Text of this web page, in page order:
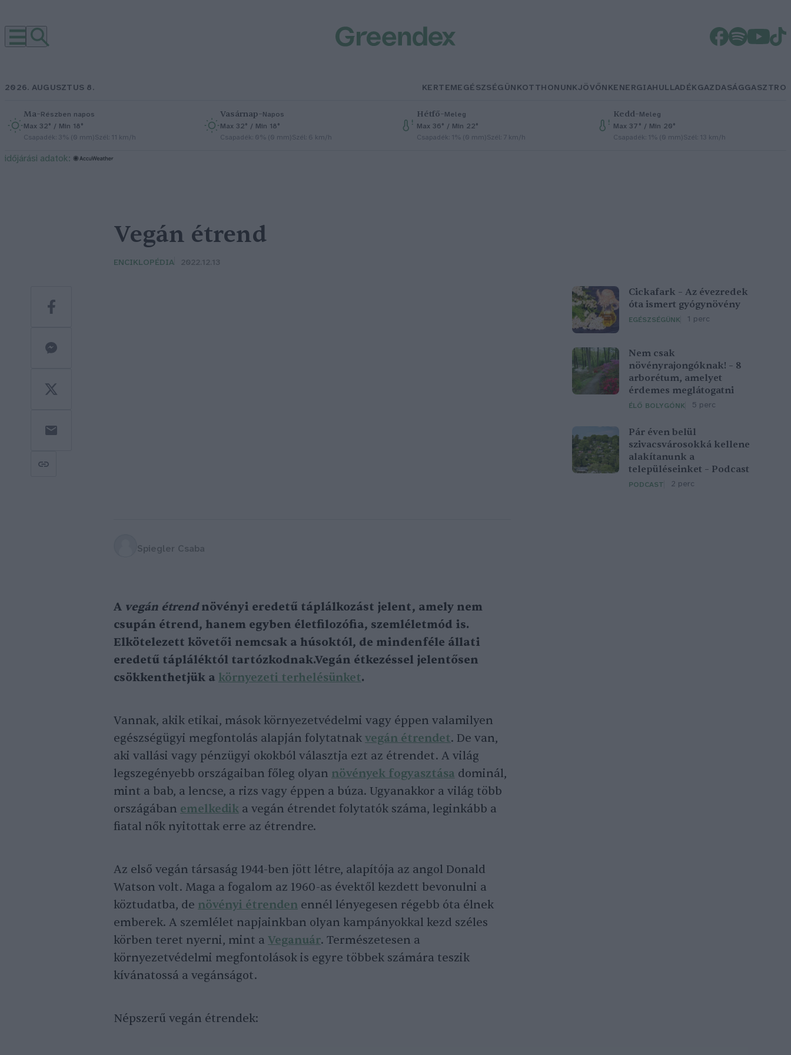
2026. AUGUSZTUS 8. KERTEMEGÉSZSÉGÜNKOTTHONUNKJÖVŐNKENERGIAHULLADÉKGAZDASÁGGASZTRO
Ma–Részben napos
Max 32° / Min 18°
Csapadék: 3% (0 mm)Szél: 11 km/h
Vasárnap–Napos
Max 32° / Min 18°
Csapadék: 0% (0 mm)Szél: 6 km/h
Hétfő–Meleg
Max 36° / Min 22°
Csapadék: 1% (0 mm)Szél: 7 km/h
Kedd–Meleg
Max 37° / Min 20°
Csapadék: 1% (0 mm)Szél: 13 km/h
időjárási adatok:
Cickafark – Az évezredek
óta ismert gyógynövény
EGÉSZSÉGÜNK 1 perc
Nem csak
növényrajongóknak! – 8
arborétum, amelyet
érdemes meglátogatni
ÉLŐ BOLYGÓNK 5 perc
Pár éven belül
szivacsvárosokká kellene
alakítanunk a
településeinket – Podcast
PODCAST 2 perc
Vegán étrend
ENCIKLOPÉDIA 2022.12.13
Spiegler Csaba
A vegán étrendnövényi eredetű táplálkozást jelent, amely nem
csupán étrend, hanem egyben életfilozófia, szemléletmód is.
Elkötelezett követői nemcsak a húsoktól, de mindenféle állati
eredetű tápláléktól tartózkodnak.Vegán étkezéssel jelentősen
csökkenthetjük a környezeti terhelésünket.
Vannak, akik etikai, mások környezetvédelmi vagy éppen valamilyen
egészségügyi megfontolás alapján folytatnak vegán étrendet. De van,
aki vallási vagy pénzügyi okokból választja ezt az étrendet. A világ
legszegényebb országaiban főleg olyan növények fogyasztása dominál,
mint a bab, a lencse, a rizs vagy éppen a búza. Ugyanakkor a világ több
országában emelkedik a vegán étrendet folytatók száma, leginkább a
fiatal nők nyitottak erre az étrendre.
Az első vegán társaság 1944-ben jött létre, alapítója az angol Donald
Watson volt. Maga a fogalom az 1960-as évektől kezdett bevonulni a
köztudatba, de növényi étrenden ennél lényegesen régebb óta élnek
emberek. A szemlélet napjainkban olyan kampányokkal kezd széles
körben teret nyerni, mint a Veganuár. Természetesen a
környezetvédelmi megfontolások is egyre többek számára teszik
kívánatossá a vegánságot.
Népszerű vegán étrendek: